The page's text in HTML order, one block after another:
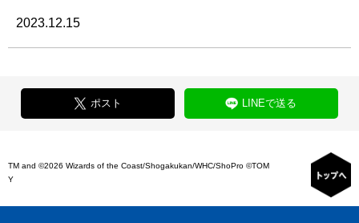
2023.12.15
ポスト LINEで送る
TM and ©2026 Wizards of the Coast/Shogakukan/WHC/ShoPro ©TOM
Y